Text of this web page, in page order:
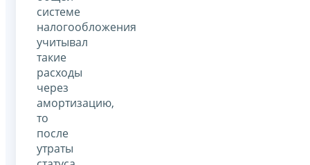
системе
налогообложения
учитывал
такие
расходы
через
амортизацию,
то
после
утраты